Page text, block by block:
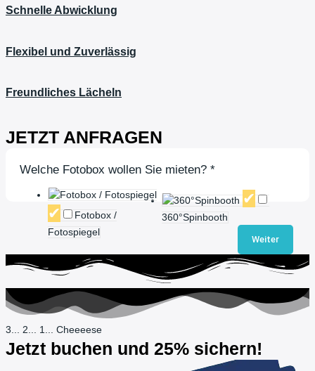
Schnelle Abwicklung
Flexibel und Zuverlässig
Freundliches Lächeln
JETZT ANFRAGEN
Welche Fotobox wollen Sie mieten? *
Fotobox /
Fotospiegel
360°Spinbooth
Weiter
3... 2... 1... Cheeeese
Jetzt buchen und 25% sichern!